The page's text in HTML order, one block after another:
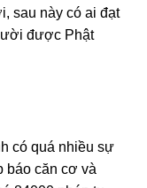
sau này có ai đạt
được Phật
có quá nhiều sự
báo căn cơ và